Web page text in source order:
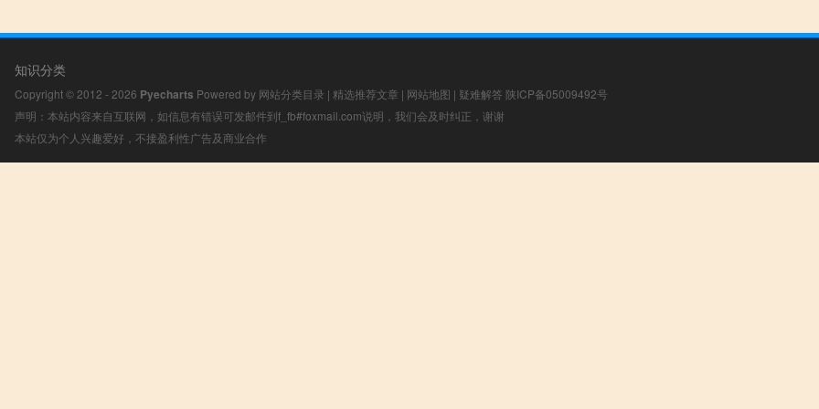
知识分类
Copyright © 2012 - 2026 Pyecharts Powered by 网站分类目录 | 精选推荐文章 | 网站地图 | 疑难解答 陕ICP备05009492号
声明：本站内容来自互联网，如信息有错误可发邮件到f_fb#foxmail.com说明，我们会及时纠正，谢谢
本站仅为个人兴趣爱好，不接盈利性广告及商业合作